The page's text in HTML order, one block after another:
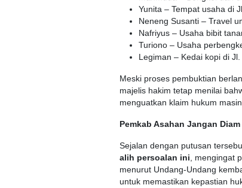
Yunita – Tempat usaha di
Neneng Susanti – Travel
Nafriyus – Usaha bibit
Turiono – Usaha
Legiman – Kedai kopi di
Meski proses pembuktian
majelis hakim tetap menilai
menguatkan klaim hukum
Pemkab Asahan Jangan Diam
Sejalan dengan putusan
alih persoalan ini , mengingat
menurut Undang-Undang
untuk memastikan kepastian